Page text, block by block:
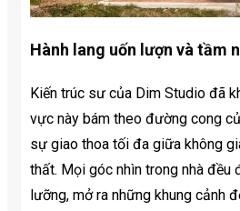
Hành lang uốn lượn và tầm
Kiến trúc sư của Dim Studio đã
vực này bám theo đường cong
sự giao thoa tối đa giữa không
thất. Mọi góc nhìn trong nhà đều
lưỡng, mở ra những khung cảnh